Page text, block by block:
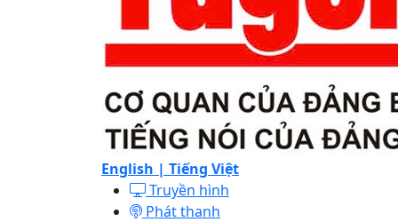
English | Tiếng Việt
Truyền hình
Phát thanh